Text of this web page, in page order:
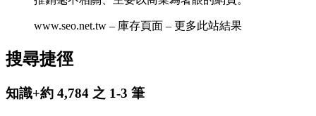
www.seo.net.tw – 庫存頁面 – 更多此站結果
搜尋捷徑
知識+約 4,784 之 1-3 筆